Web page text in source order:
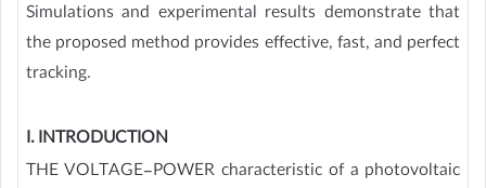
Simulations and experimental results demonstrate that
the proposed method provides effective, fast, and perfect
tracking.
I. INTRODUCTION
THE VOLTAGE-POWER characteristic of a photovoltaic